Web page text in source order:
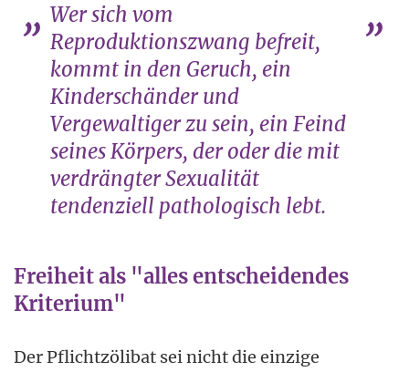
Wer sich vom
Reproduktionszwang befreit,
kommt in den Geruch, ein
Kinderschänder und
Vergewaltiger zu sein, ein Feind
seines Körpers, der oder die mit
verdrängter Sexualität
tendenziell pathologisch lebt.
Freiheit als "alles entscheidendes
Kriterium"
Der Pflichtzölibat sei nicht die einzige